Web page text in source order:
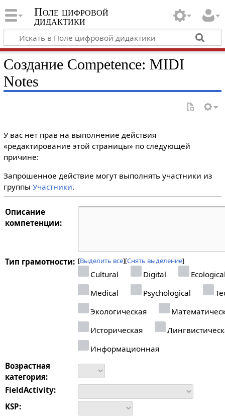
Поле цифровой
дидактики
Создание Competence: MIDI
Notes
У вас нет прав на выполнение действия
«редактирование этой страницы» по следующей
причине:
Запрошенное действие могут выполнять участники из
группы Участники.
Описание
компетенции:
Тип грамотности: Выделить все Снять выделение
Cultural Digital
Medical
Psychological
Экологическая
Историческая
Информационная
Возрастная
категория:
FieldActivity:
KSP: